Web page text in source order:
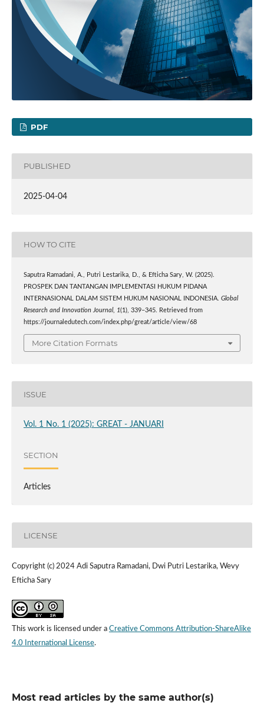
PDF
PUBLISHED
2025-04-04
HOW TO CITE
Saputra Ramadani, A., Putri Lestarika, D., & Efticha Sary, W. (2025).
PROSPEK DAN TANTANGAN IMPLEMENTASI HUKUM PIDANA
INTERNASIONAL DALAM SISTEM HUKUM NASIONAL INDONESIA. Global
Research and Innovation Journal, 1(1), 339–345. Retrieved from
https://journaledutech.com/index.php/great/article/view/68
More Citation Formats
ISSUE
Vol. 1 No. 1 (2025): GREAT - JANUARI
SECTION
Articles
LICENSE
Copyright (c) 2024 Adi Saputra Ramadani, Dwi Putri Lestarika, Wevy
Efticha Sary
This work is licensed under a Creative Commons Attribution-ShareAlike
4.0 International License.
Most read articles by the same author(s)